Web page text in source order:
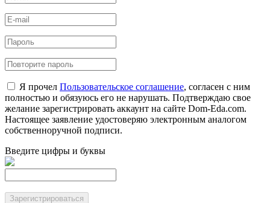
Я прочел Пользовательское соглашение, согласен с ним
полностью и обязуюсь его не нарушать. Подтверждаю свое
желание зарегистрировать аккаунт на сайте Dom-Eda.com.
Настоящее заявление удостоверяю электронным аналогом
собственноручной подписи.
Введите цифры и буквы
Зарегистрироваться